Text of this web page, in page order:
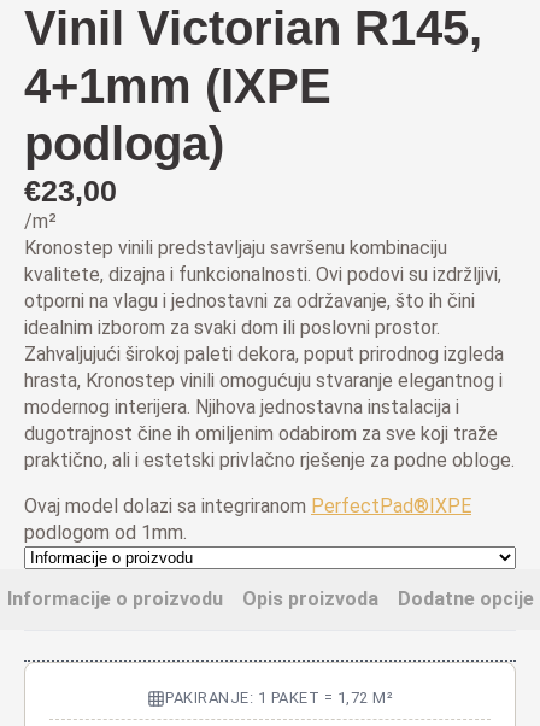
Vinil Victorian R145,
4+1mm (IXPE
podloga)
€23,00
/m²
Kronostep vinili predstavljaju savršenu kombinaciju
kvalitete, dizajna i funkcionalnosti. Ovi podovi su izdržljivi,
otporni na vlagu i jednostavni za održavanje, što ih čini
idealnim izborom za svaki dom ili poslovni prostor.
Zahvaljujući širokoj paleti dekora, poput prirodnog izgleda
hrasta, Kronostep vinili omogućuju stvaranje elegantnog i
modernog interijera. Njihova jednostavna instalacija i
dugotrajnost čine ih omiljenim odabirom za sve koji traže
praktično, ali i estetski privlačno rješenje za podne obloge.
Ovaj model dolazi sa integriranom PerfectPad®IXPE
podlogom od 1mm.
Informacije o proizvodu Opis proizvoda Dodatne opcije
PAKIRANJE: 1 PAKET = 1,72 M²